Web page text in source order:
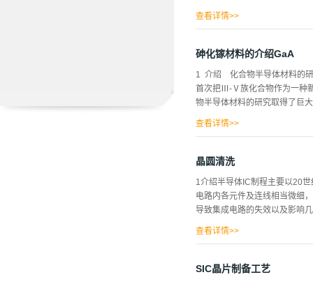
存储器电路通常使用CZ抛光片
硅片加工的主要的步骤如表1.1
5. 腐蚀6. 背损伤7. ...
查看详情>>
砷化镓材料的介绍GaA
1 介绍 化合物半导体材料的研
首次把Ⅲ-Ⅴ族化合物作为一种
物半导体材料的研究取得了巨
优越的性能和能带结构，使砷
化镓是典型的直接跃迁型能带
光电器件的优良材料。 在300
较高的温度下和承受较大的功
查看详情>>
晶圆清洗
1介绍半导体IC制程主要以20
电路内各元件及连线相当微细
导致集成电路的失效以及影响
有效地使用化学溶液或气体清
查看详情>>
SIC晶片制备工艺